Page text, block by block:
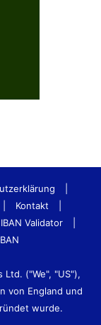
Kontakt
IBAN Validator
Ltd. ("We", "US"),
von England und
wurde.